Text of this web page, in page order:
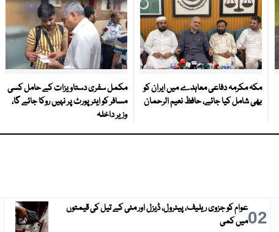
مکہ مکرمہ دفاعی معاہدے میں ایران کو
بھی شامل کیا جائے، حافظ نعیم الرحمان
مکمل سفری دستاویزات کے حامل کسی
مسافر کو ایئرپورٹ پر نہیں روکا جائے گا،
وزیر داخلہ
02عوام کو جزوی ریلیف، پیٹرول، ڈیزل اور مٹی کے تیل کی قیمتوں
میں کمی